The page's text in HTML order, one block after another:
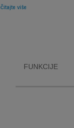
zadnjom
za lako
više
FUNKCIJE